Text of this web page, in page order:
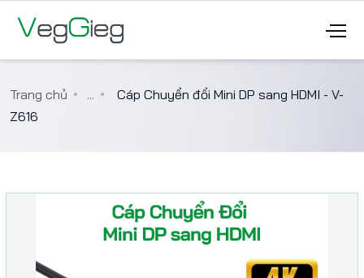
Trang chủ ...
Cáp Chuyển đổi Mini DP sang HDMI - V-
Z616